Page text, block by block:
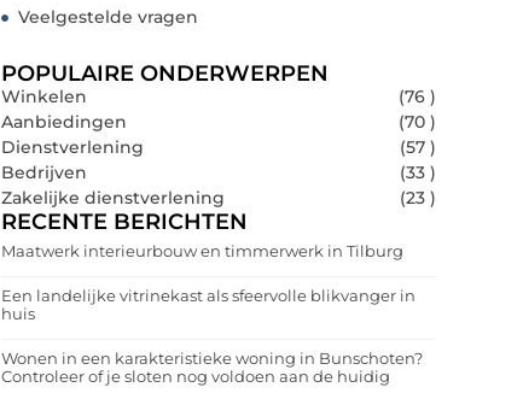
Veelgestelde vragen
POPULAIRE ONDERWERPEN
Winkelen
(76 )
Aanbiedingen
(70 )
Dienstverlening
(57 )
Bedrijven
(33 )
Zakelijke dienstverlening
(23 )
RECENTE BERICHTEN
Maatwerk interieurbouw en timmerwerk in Tilburg
Een landelijke vitrinekast als sfeervolle blikvanger in
huis
Wonen in een karakteristieke woning in Bunschoten?
Controleer of je sloten nog voldoen aan de huidig